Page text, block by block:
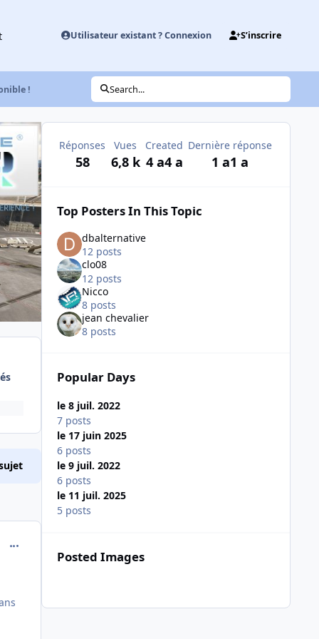
Utilisateur existant ? Connexion S’inscrire
! Search...
comment_247280
Réponses
58
Vues
6,8 k
Created
4 a4 a
Dernière réponse
1 a1 a
Top Posters In This Topic
dbalternative
12 posts
clo08
12 posts
Nicco
8 posts
jean chevalier
8 posts
Popular Days
le 8 juil. 2022
7 posts
le 17 juin 2025
6 posts
le 9 juil. 2022
6 posts
le 11 juil. 2025
5 posts
Posted Images